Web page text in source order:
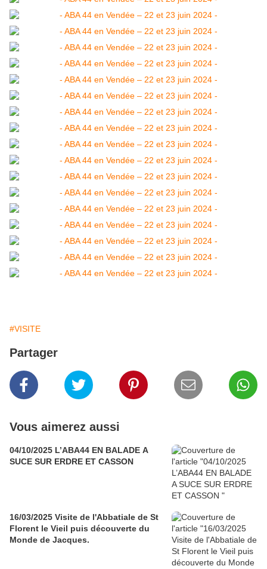
#VISITE
Partager
Vous aimerez aussi
04/10/2025 L’ABA44 EN BALADE A
SUCE SUR ERDRE ET CASSON
16/03/2025 Visite de l'Abbatiale de St
Florent le Vieil puis découverte du
Monde de Jacques.